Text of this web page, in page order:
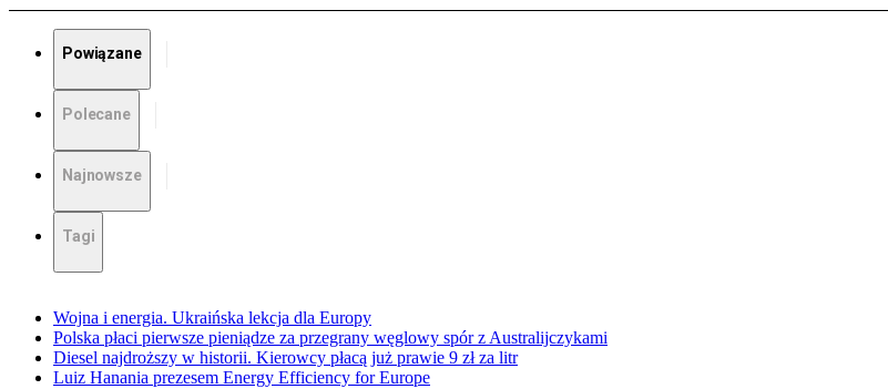
Powiązane
Polecane
Najnowsze
Tagi
Wojna i energia. Ukraińska lekcja dla Europy
Polska płaci pierwsze pieniądze za przegrany węglowy spór z Australijczykami
Diesel najdroższy w historii. Kierowcy płacą już prawie 9 zł za litr
Luiz Hanania prezesem Energy Efficiency for Europe